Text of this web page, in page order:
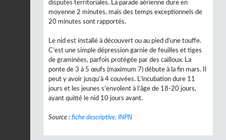
disputes territoriales. La parade aérienne dure en
moyenne 2 minutes, mais des temps exceptionnels de
20 minutes sont rapportés.
Le nid est installé à découvert ou au pied d’une touffe.
C’est une simple dépression garnie de feuilles et tiges
de graminées, parfois protégée par des cailloux. La
ponte de 3 à 5 œufs (maximum 7) débute à la fin mars. Il
peut y avoir jusqu’à 4 couvées. L’incubation dure 11
jours et les jeunes s’envolent à l’âge de 18-20 jours,
ayant quitté le nid 10 jours avant.
Source : fiche descriptive, INPN